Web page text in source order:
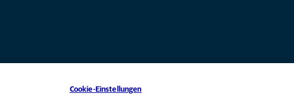
Cookie-Einstellungen